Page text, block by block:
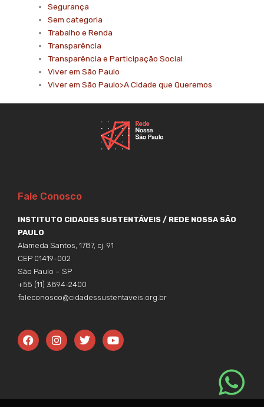
Segurança
Sem categoria
Trabalho e Renda
Transparência
Transparência e Participação Social
Viver em São Paulo
Viver em São Paulo>A Cidade que Queremos
Fale Conosco
INSTITUTO CIDADES SUSTENTÁVEIS / REDE NOSSA SÃO
PAULO
Alameda Santos, 1787, cj. 91
CEP 01419-002
São Paulo – SP
+55 (11) 3894-2400
faleconosco@cidadessustentaveis.org.br
F
a
o
I
n
r
T
w
r
Y
o
e